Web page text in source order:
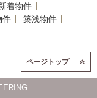
着物件
件
築浅物件
ページトップ